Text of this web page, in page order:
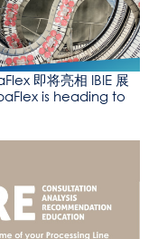
即将亮相 IBIE 展
is heading to